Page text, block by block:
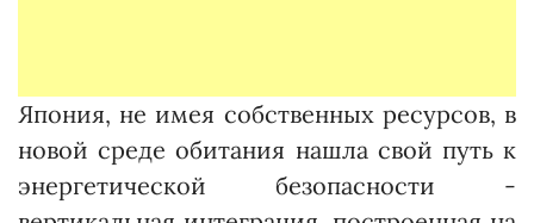
Япония, не имея собственных ресурсов, в
новой среде обитания нашла свой путь к
энергетической безопасности -